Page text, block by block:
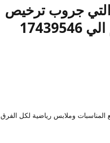
جروب ترخيص
وملابس رياضية لكل الفرق